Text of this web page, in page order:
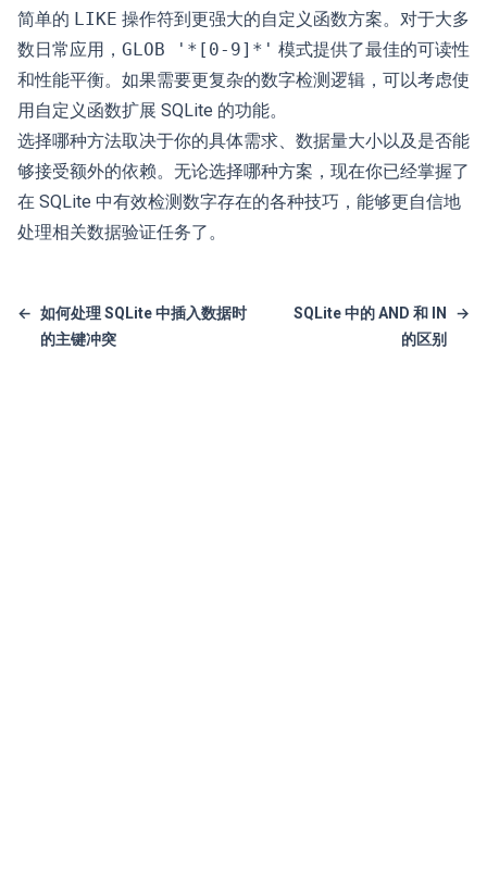
简单的 LIKE 操作符到更强大的自定义函数方案。对于大多
数日常应用， GLOB '*[0-9]*' 模式提供了最佳的可读性
和性能平衡。如果需要更复杂的数字检测逻辑，可以考虑使
用自定义函数扩展 SQLite 的功能。
选择哪种方法取决于你的具体需求、数据量大小以及是否能
够接受额外的依赖。无论选择哪种方案，现在你已经掌握了
在 SQLite 中有效检测数字存在的各种技巧，能够更自信地
处理相关数据验证任务了。
← 如何处理 SQLite 中插入数据时
的主键冲突
SQLite 中的 AND 和 IN
的区别
→